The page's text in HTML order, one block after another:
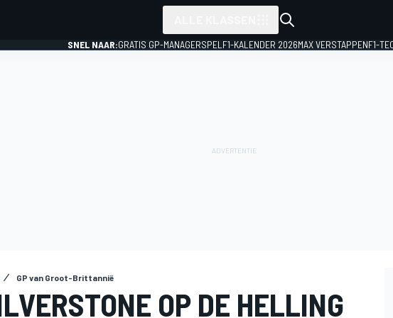
SNEL NAAR:GRATIS GP-MANAGERSPEL F1-KALENDER 2026MAX VERSTAPPENF1-
GP van Groot-Brittannië
OP DE HELLING